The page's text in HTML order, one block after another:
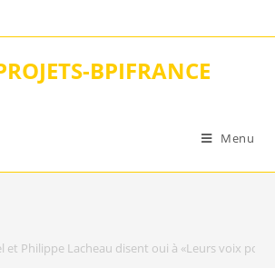
BPIFRANCE
Menu
et Philippe Lacheau disent oui à «Leurs voix pour